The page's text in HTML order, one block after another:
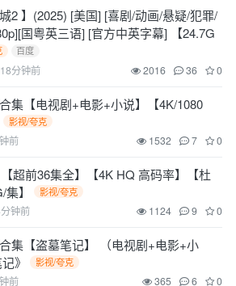
2 】(2025) [美国] [喜剧/动画/悬疑/犯罪/
国粤英三语] [官方中英字幕] 【24.7G
百度
18分钟前 2016 36 0
集【电视剧+电影+小说】【4K/1080
影视/夸克
前 1532 7 0
超前36集全】【4K HQ 高码率】【杜
】
影视/夸克
钟前 1124 9 0
集【盗墓笔记】 （电视剧+电影+小
》
影视/夸克
前 365 6 0